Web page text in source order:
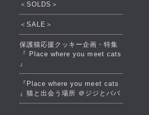
＜SOLDS＞
＜SALE＞
保護猫応援クッキー企画・特集
『 Place where you meet cats
』
『Place where you meet cats
』猫と出会う場所 ＠ジジとババ